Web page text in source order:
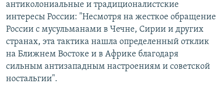
антиколониальные и традиционалистские
интересы России: "Несмотря на жесткое обращение
России с мусульманами в Чечне, Сирии и других
странах, эта тактика нашла определенный отклик
на Ближнем Востоке и в Африке благодаря
сильным антизападным настроениям и советской
ностальгии".